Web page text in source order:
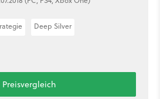
Deep Silver
Preisvergleich